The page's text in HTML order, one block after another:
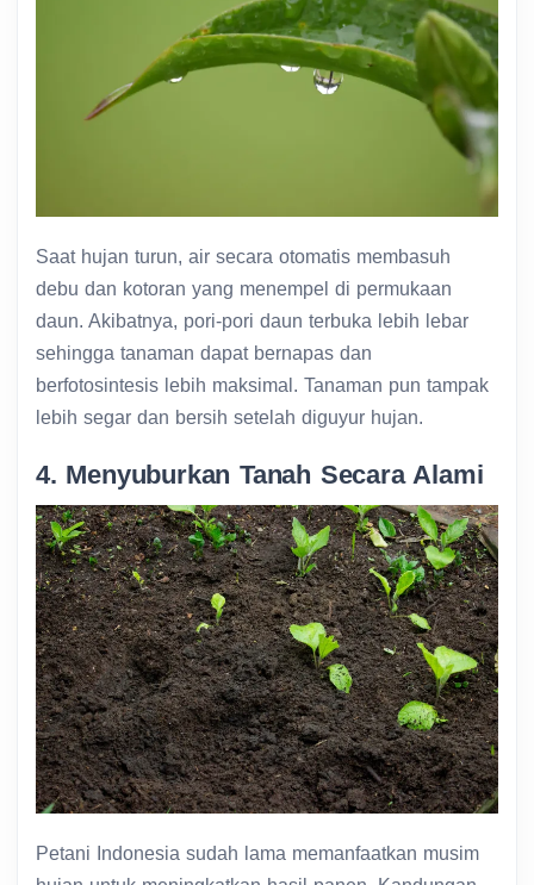
Saat hujan turun, air secara otomatis membasuh
debu dan kotoran yang menempel di permukaan
daun. Akibatnya, pori-pori daun terbuka lebih lebar
sehingga tanaman dapat bernapas dan
berfotosintesis lebih maksimal. Tanaman pun tampak
lebih segar dan bersih setelah diguyur hujan.
4. Menyuburkan Tanah Secara Alami
Petani Indonesia sudah lama memanfaatkan musim